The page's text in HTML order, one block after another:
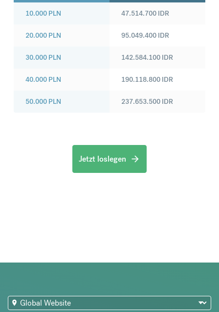
10.000 PLN
20.000 PLN
30.000 PLN
40.000 PLN
50.000 PLN
47.514.700 IDR
95.049.400 IDR
142.584.100 IDR
190.118.800 IDR
237.653.500 IDR
Jetzt loslegen